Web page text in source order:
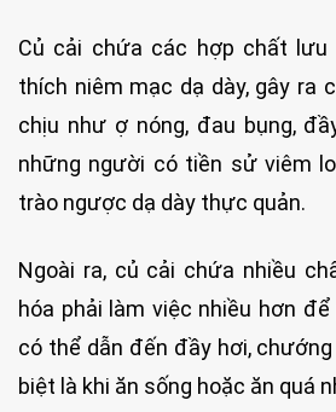
Củ cải chứa các hợp chất lưu
thích niêm mạc dạ dày, gây ra
chịu như ợ nóng, đau bụng,
những người có tiền sử viêm
trào ngược dạ dày thực quản.
Ngoài ra, củ cải chứa nhiều
hóa phải làm việc nhiều hơn
có thể dẫn đến đầy hơi,
biệt là khi ăn sống hoặc ăn quá